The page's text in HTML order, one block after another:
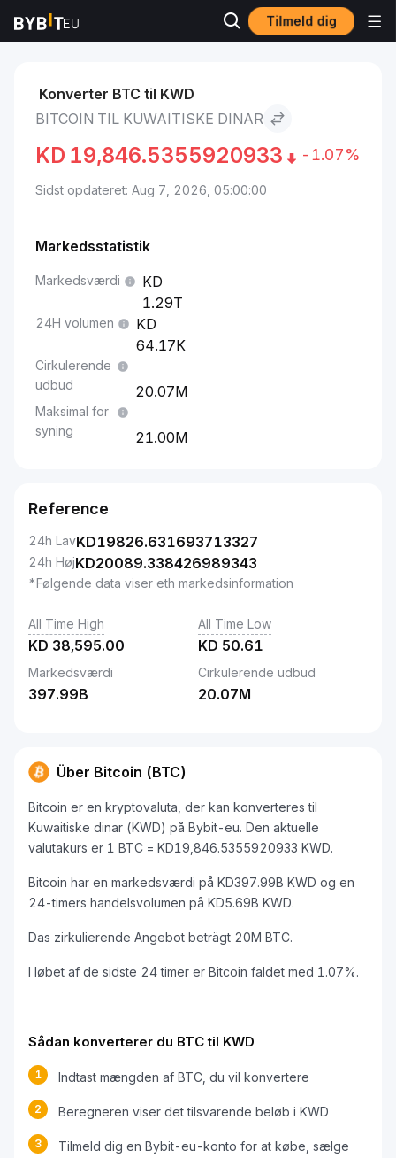
Tilmeld dig
Markeder Bitcoin to Kuwaitiske dinar
Konverter BTC til KWD
BITCOIN TIL KUWAITISKE DINAR
KD 19,846.5355920933 -1.07%
Sidst opdateret: Aug 7, 2026, 05:00:00
Markedsstatistik
Markedsværdi
1.29T
24H volumen
64.17K
Cirkulerende
udbud
20.07M
Maksimal for
syning
21.00M
Reference
24h LavKD19826.631693713327
24h HøjKD20089.338426989343
*Følgende data viser eth markedsinformation
All Time High
KD 38,595.00
All Time Low
KD 50.61
Markedsværdi
397.99B
Cirkulerende udbud
20.07M
Über Bitcoin (BTC)
Bitcoin er en kryptovaluta, der kan konverteres til
Kuwaitiske dinar (KWD) på Bybit-eu. Den aktuelle
valutakurs er 1 BTC = KD19,846.5355920933 KWD.
Bitcoin har en markedsværdi på KD397.99B KWD og en
24-timers handelsvolumen på KD5.69B KWD.
Das zirkulierende Angebot beträgt 20M BTC.
I løbet af de sidste 24 timer er Bitcoin faldet med 1.07%.
Sådan konverterer du BTC til KWD
1 Indtast mængden af BTC, du vil konvertere
2 Beregneren viser det tilsvarende beløb i KWD
3
Tilmeld dig en Bybit-eu-konto for at købe, sælge